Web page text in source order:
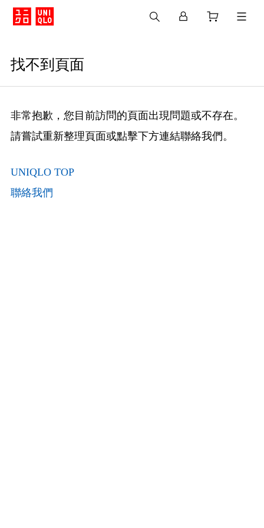
找不到頁面
非常抱歉，您目前訪問的頁面出現問題或不存在。
請嘗試重新整理頁面或點擊下方連結聯絡我們。
UNIQLO TOP
聯絡我們